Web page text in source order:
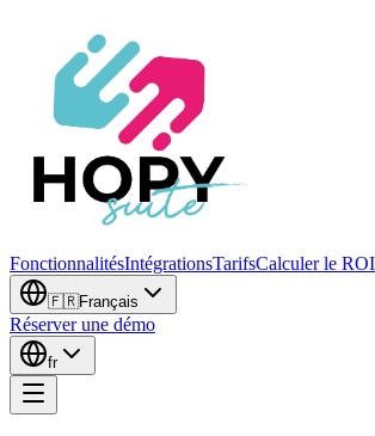
FonctionnalitésIntégrationsTarifsCalculer le ROI
🇫🇷Français
Réserver une démo
fr